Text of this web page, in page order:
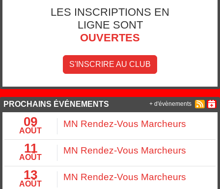
LES INSCRIPTIONS EN
LIGNE SONT
OUVERTES
S'INSCRIRE AU CLUB
PROCHAINS ÉVÉNEMENTS
09
AOÛT
MN Rendez-Vous Marcheurs
11
AOÛT
MN Rendez-Vous Marcheurs
13
AOÛT
MN Rendez-Vous Marcheurs
+ d'évènements